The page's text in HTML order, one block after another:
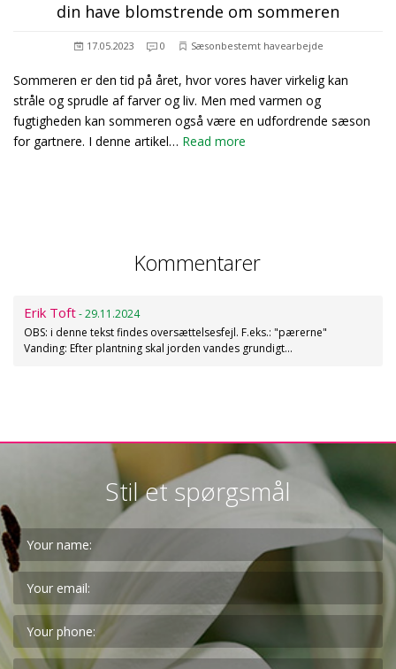
din have blomstrende om sommeren
17.05.2023 0 Sæsonbestemt havearbejde
Sommeren er den tid på året, hvor vores haver virkelig kan
stråle og sprudle af farver og liv. Men med varmen og
fugtigheden kan sommeren også være en udfordrende sæson
for gartnere. I denne artikel… Read more
Kommentarer
Erik Toft- 29.11.2024
OBS: i denne tekst findes oversættelsesfejl. F.eks.: "pærerne"
Vanding: Efter plantning skal jorden vandes grundigt…
Stil et spørgsmål